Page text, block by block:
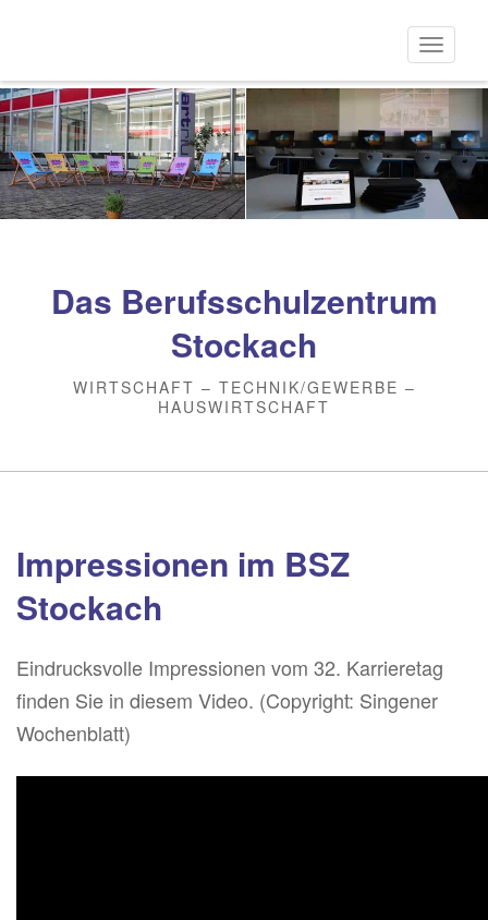
Inhalt
Das Berufsschulzentrum
Stockach
WIRTSCHAFT – TECHNIK/GEWERBE –
HAUSWIRTSCHAFT
Impressionen im BSZ
Stockach
Eindrucksvolle Impressionen vom 32. Karrieretag
finden Sie in diesem Video. (Copyright: Singener
Wochenblatt)